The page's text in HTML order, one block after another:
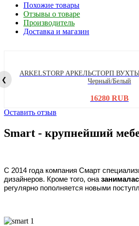
Похожие товары
Отзывы о товаре
Производитель
Доставка и магазин
❮
ARKELSTORP АРКЕЛЬСТОРП
Черный/Белый
16280 RUB
Оставить отзыв
Smart - крупнейший
С 2014 года компания Смарт
дизайнеров. Кроме того, она
регулярно пополняется новыми